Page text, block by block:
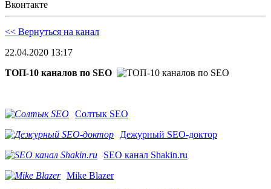
Вконтакте
<< Вернуться на канал
22.04.2020 13:17
ТОП-10 каналов по SEO
Солтык SEO
Дежурный SEO-доктор
SEO канал Shakin.ru
Mike Blazer